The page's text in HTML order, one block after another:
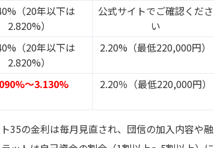
（20年以下は
2.820%）
公式サイトでご確認くださ
い
（20年以下は
2.820%）
2.20%（最低220,000円）
～3.130% 2.20％（最低220,000円）
35の金利は毎月見直され、団信の加入内容や融